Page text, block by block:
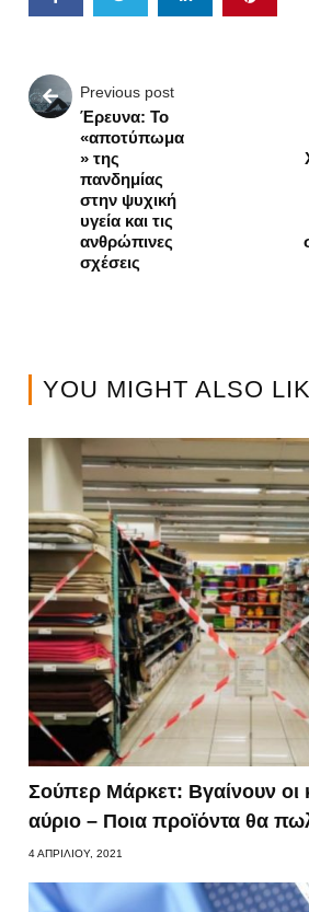
Previous post
Έρευνα: Το
«αποτύπωμα
» της
πανδημίας
στην ψυχική
υγεία και τις
ανθρώπινες
σχέσεις
YOU MIGHT ALSO
Σούπερ Μάρκετ: Βγαίνουν οι
αύριο – Ποια προϊόντα θα
4 ΑΠΡΙΛΊΟΥ, 2021